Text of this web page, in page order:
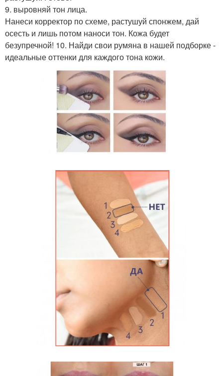
9. выровняй тон лица.
Нанеси корректор по схеме, растушуй спонжем, дай
осесть и лишь потом наноси тон. Кожа будет
безупречной! 10. Найди свои румяна в нашей подборке -
идеальные оттенки для каждого тона кожи.